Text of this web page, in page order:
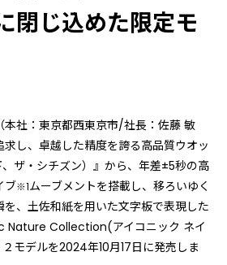
閉じ込めた限定モ
本社：東京都西東京市/社長：佐藤 敏
し、卓越した精度を誇る⾼品質ウオッ
ザ・シチズン）』から、年差±5秒の高
ブ※1ムーブメントを搭載し、移ろいゆく
を、土佐和紙を用いた文字板で表現した
Nature Collection(アイコニック ネイ
モデルを2024年10月17日に発売しま